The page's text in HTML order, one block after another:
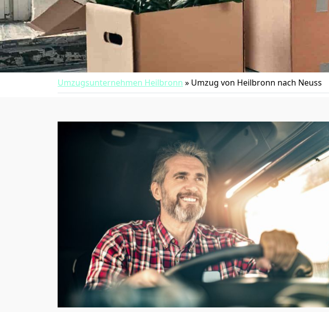
Umzugsunternehmen Heilbronn » Umzug von Heilbronn nach Neuss